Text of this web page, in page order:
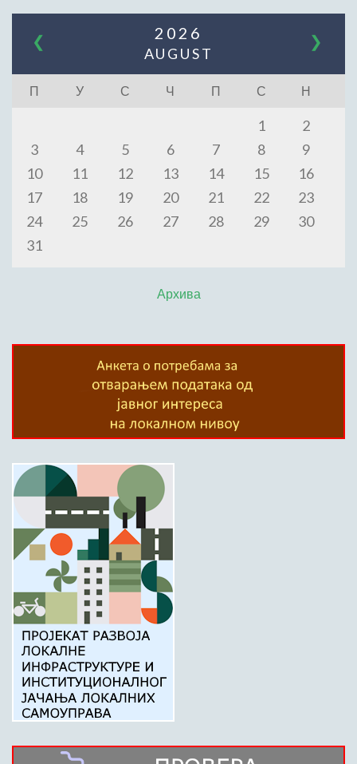
❮ ❯
2026
AUGUST
П У С Ч П С Н
1
2
3
4 5 6 7 8
9
10
11 12 13 14 15
16
17
18 19 20 21 22
23
24
25 26 27 28 29
30
31
Архива